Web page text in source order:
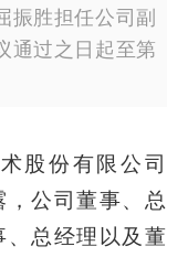
振胜担任公司副
通过之日起至第
股份有限公司
，公司董事、总
总经理以及董